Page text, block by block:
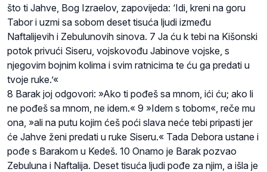
što ti Jahve, Bog Izraelov, zapovijeda: ‘Idi, kreni na goru
Tabor i uzmi sa sobom deset tisuća ljudi između
Naftalijevih i Zebulunovih sinova. 7 Ja ću k tebi na Kišonski
potok privući Siseru, vojskovođu Jabinove vojske, s
njegovim bojnim kolima i svim ratnicima te ću ga predati u
tvoje ruke.’«
8 Barak joj odgovori: »Ako ti pođeš sa mnom, ići ću; ako li
ne pođeš sa mnom, ne idem.« 9 »Idem s tobom«, reče mu
ona, »ali na putu kojim ćeš poći slava neće tebi pripasti jer
će Jahve ženi predati u ruke Siseru.« Tada Debora ustane i
pođe s Barakom u Kedeš. 10 Onamo je Barak pozvao
Zebuluna i Naftalija. Deset tisuća ljudi pođe za njim, a išla je